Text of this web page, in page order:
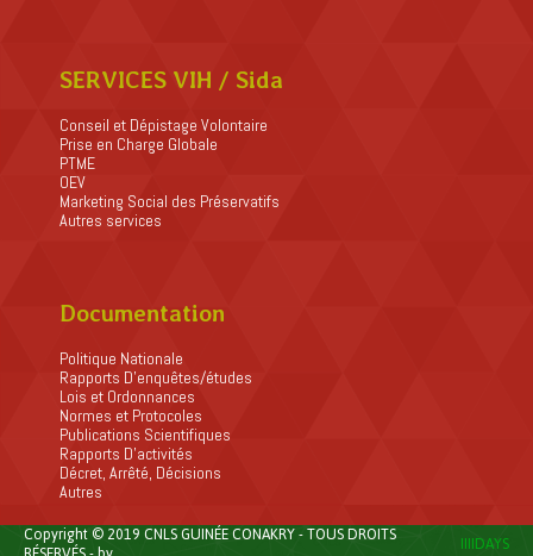
SERVICES VIH / Sida
Conseil et Dépistage Volontaire
Prise en Charge Globale
PTME
OEV
Marketing Social des Préservatifs
Autres services
Documentation
Politique Nationale
Rapports D’enquêtes/études
Lois et Ordonnances
Normes et Protocoles
Publications Scientifiques
Rapports D’activités
Décret, Arrêté, Décisions
Autres
Copyright © 2019 CNLS GUINÉE CONAKRY - TOUS DROITS IIIIDAYS